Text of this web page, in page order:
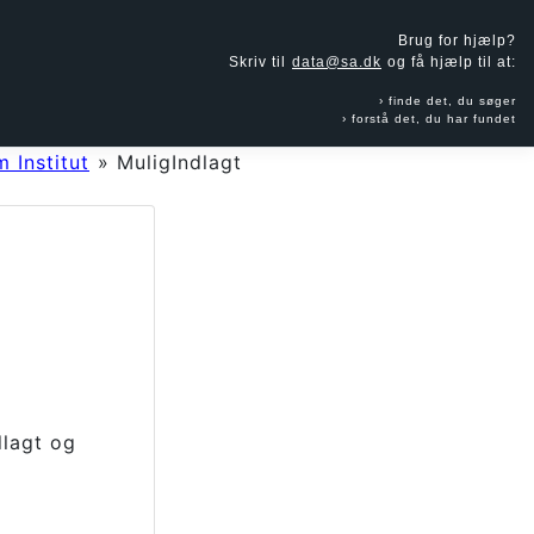
Brug for hjælp?
Skriv til data@sa.dk og få hjælp til at:
finde det, du søger
forstå det, du har fundet
Institut » MuligIndlagt
og